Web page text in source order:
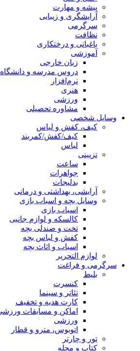
پیشه و مهارت
آرایشگری و زیبایی
سرگرمی
نظافت
باغبانی و درختکاری
آموزشی
زبان خارجی
دروس مدرسه و دانشگاه
نرم‌افزار
هنری
ورزشی
مشاوره تحصیلی
وسایل شخصی
کیف، کفش و لباس
کیف/کفش/کمربند
لباس
تزیینی
ساعت
جواهرات
بدلیجات
آرایشی، بهداشتی و درمانی
وسایل بچه و اسباب بازی
اسباب بازی
کالسکه و لوازم جانبی
تخت و صندلی بچه
کفش و لباس بچه
اسباب و اثاث بچه
لوازم التحریر
سرگرمی و فراغت
بلیط
کنسرت
تئاتر و سینما
کارت هدیه و تخفیف
اماکن و مسابقات ورزشی
ورزشی
اتوبوس، مترو و قطار
تور و چارتر
کتاب و مجله